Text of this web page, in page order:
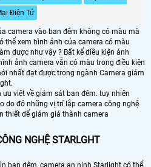
Điện Tử
camera vào ban đêm không có màu mà
thể xem hình ảnh của camera có màu
được như vậy ? Bất kể điều kiện ánh
ảnh camera vẫn có màu trong điều kiện
nhất đạt được trong ngành Camera giám
việt về giám sát ban đêm. tuy nhiên
do đó những vị trí lắp camera công nghệ
thiết để giám giá thành camera
NGHỆ STARLGHT
ban đêm, camera an ninh Starlight có thể